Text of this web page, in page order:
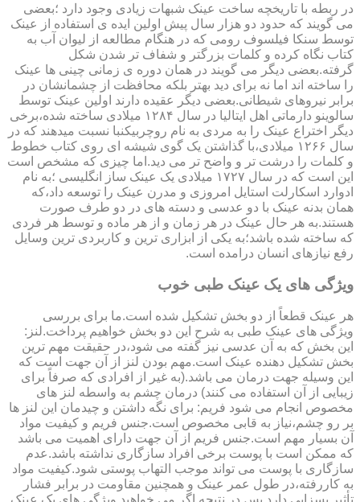
در ربطه با تاریخچه ساخت عینک شبهات زیادی وجود دارد ؛بعضی
می گویند که حدود دو هزار سال پیش اولین ایده ی استفاده از عینک
توسط سنکا فیلسوف رومی که در هنگام مطالعه از لیوان آب به
کتاب نگاه کرده و کلمات بزرگتر و شفاف تر شدن شکل
گرفته.بعضی دیگر می گویند در همان دوره ی زمانی چینی ها عینک
را ساخته اند اما نه برای دید بهتر بلکه محافظت از چشمانشان در
برابر نیروهای شیطانی.بعضی دیگر عقیده دارند اولین عینک توسط
سالوینو دارماتی اهل ایتالیا در سال ۱۲۸۴ میلادی ساخته شده،برخی
دیگر اختراع عینک را به مردی به نام روچربیکنبا نسبت میدهند که در
سال ۱۲۶۶ میلادی،با گذاشتن یک گوی شیشه ای روی کتاب خطوط
و کلمات را درشت تر و واضح تر می دید.اما چیزی که مشخص است
این است که در سال ۱۷۲۷ میلادی یک عینک ساز انگلیسی ؛به نام
ادوارد اسکارلت استایل امروزی و مدرن عینک را توسعه داد،که
همان بدنه عینک با دو عدسی و دسته های در دو طرف صورت
هستند.به هر حال عینک در هر زمان و از هر ماده و توسط هر فردی
که ساخته شده باشد؛به یکی از ابزاری ترین و کاربردی ترین وسایل
رفع نیازهای انسان درامده است.
ویژگی های یک عینک طبی خوب
هر عینک قطعاً از دو بخش تشکیل شده است.ما برای بررسی
ویژگی های عینک طبی به شرح این دو بخش خواهیم پرداخت.لنز:
این بخش که به آن عدسی نیز گفته می شود،در حقیقت مهم ترین
بخش تشکیل دهنده عینک است.مهم بودن لنز از آن جهت است که
این وسیله جهت درمان می باشد.(به غیر از افرادی که صرفاً برای
زیبایی از آن استفاده می کنند) درمان چشم به واسطه لنز های
مخصوص انجام می شود فریم: برای نگه داشتن و چیدمان این لنز ها
بر رو چشم،نیاز به قابی مخصوص است.جنس فریم و کیفیت مواد
آن بسیار مهم است.جنس فریم از آن جهت دارای اهمیت می باشد
که ممکن است با پوست برخی افراد سازگاری نداشته باشد.عدم
سازگاری با پوست می تواند موجب التهاب پوستی شود.کیفیت مواد
به کاررفته،در طول عمر عینک و همچنین مقاومت در برابر فشار